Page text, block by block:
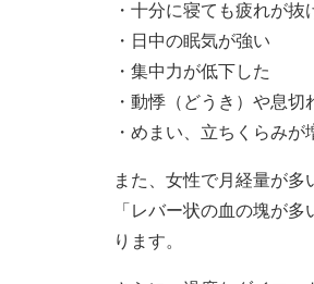
・十分に寝ても疲れが抜
・日中の眠気が強い
・集中力が低下した
・動悸（どうき）や息切
・めまい、立ちくらみが
また、女性で月経量が多
「レバー状の血の塊が
ります。